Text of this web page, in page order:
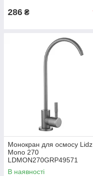
286 ₴
Монокран для осмосу Lidz
Mono 270
LDMON270GRP49571
Graphite
В наявності